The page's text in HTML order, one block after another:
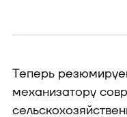
Теперь
механизатору